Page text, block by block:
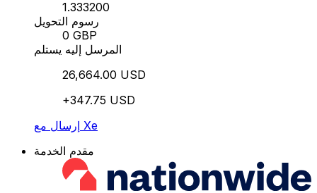
1.333200
رسوم التحويل
0 GBP
المرسل إليه يستلم
26,664.00 USD
+347.75 USD
إرسال مع Xe
مقدم الخدمة